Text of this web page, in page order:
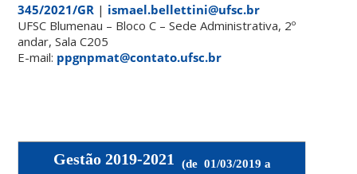
345/2021/GR | ismael.bellettini@ufsc.br
UFSC Blumenau – Bloco C – Sede Administrativa, 2º
andar, Sala C205
E-mail: ppgnpmat@contato.ufsc.br
Gestão 2019-2021 (de 01/03/2019 a